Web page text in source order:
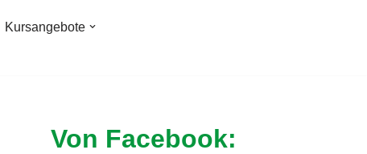
Kursangebote
Von Facebook: